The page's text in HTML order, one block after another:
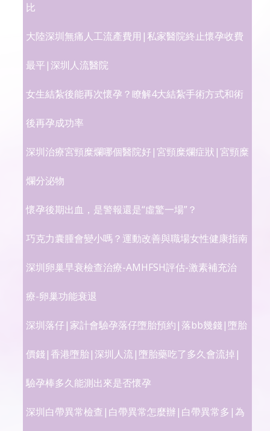
比
大陸深圳無痛人工流產費用|私家醫院終止懷孕收費
最平|深圳人流醫院
女生結紮後能再次懷孕？瞭解4大結紮手術方式和術
後再孕成功率
深圳治療宮頸糜爛哪個醫院好|宮頸糜爛症狀|宮頸糜
爛分泌物
懷孕後期出血，是警報還是“虛驚一場”？
巧克力囊腫會變小嗎？運動改善與職場女性健康指南
深圳卵巢早衰檢查治療-AMHFSH評估-激素補充治
療-卵巢功能衰退
深圳落仔|家計會驗孕落仔墮胎預約|落bb幾錢|墮胎
價錢|香港墮胎|深圳人流|墮胎藥吃了多久會流掉|
驗孕棒多久能測出來是否懷孕
深圳白帶異常檢查|白帶異常怎麼辦|白帶異常多|為